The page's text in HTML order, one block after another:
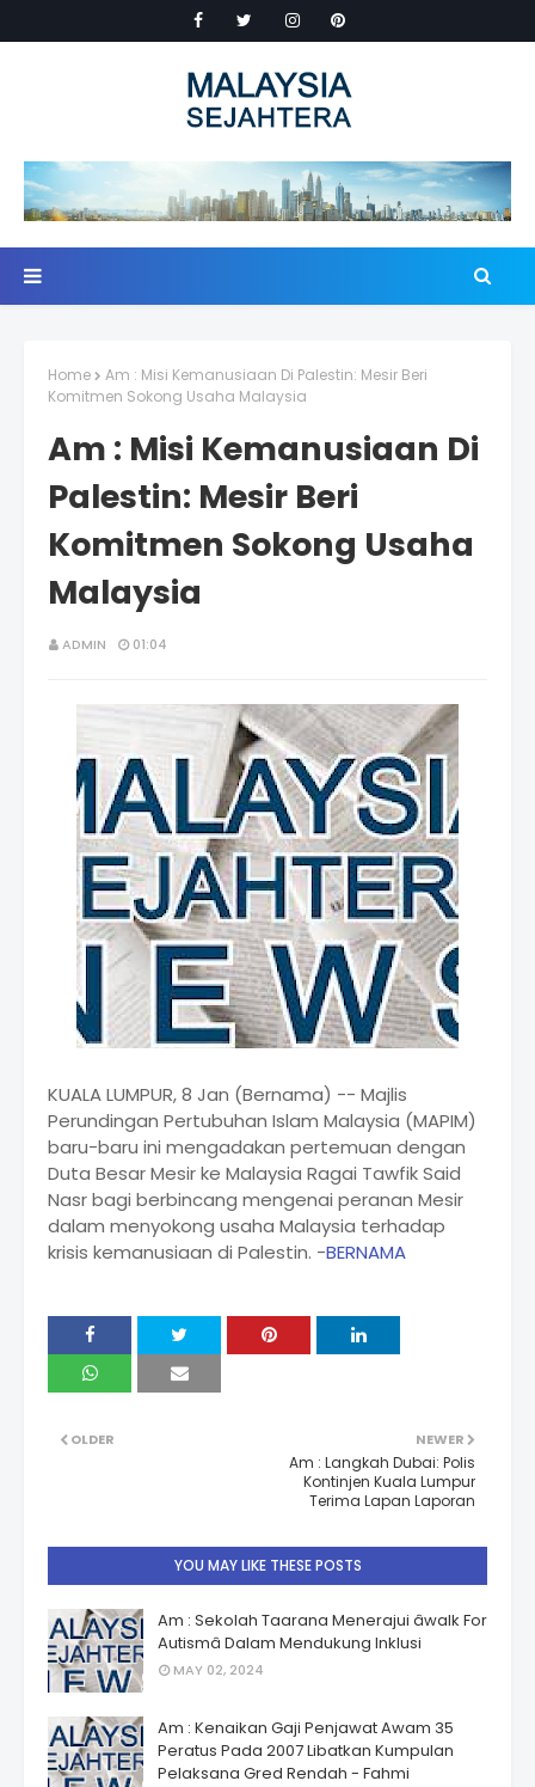
Home
Am : Misi Kemanusiaan Di Palestin: Mesir Beri
Komitmen Sokong Usaha Malaysia
Am : Misi Kemanusiaan Di
Palestin: Mesir Beri
Komitmen Sokong Usaha
Malaysia
ADMIN 01:04
KUALA LUMPUR, 8 Jan (Bernama) -- Majlis
Perundingan Pertubuhan Islam Malaysia (MAPIM)
baru-baru ini mengadakan pertemuan dengan
Duta Besar Mesir ke Malaysia Ragai Tawfik Said
Nasr bagi berbincang mengenai peranan Mesir
dalam menyokong usaha Malaysia terhadap
krisis kemanusiaan di Palestin. -BERNAMA
NEWER
Am : Langkah Dubai: Polis
Kontinjen Kuala Lumpur
Terima Lapan Laporan
OLDER
YOU MAY LIKE THESE POSTS
Am : Sekolah Taarana Menerajui âwalk For
Autismâ Dalam Mendukung Inklusi
MAY 02, 2024
Am : Kenaikan Gaji Penjawat Awam 35
Peratus Pada 2007 Libatkan Kumpulan
Pelaksana Gred Rendah - Fahmi